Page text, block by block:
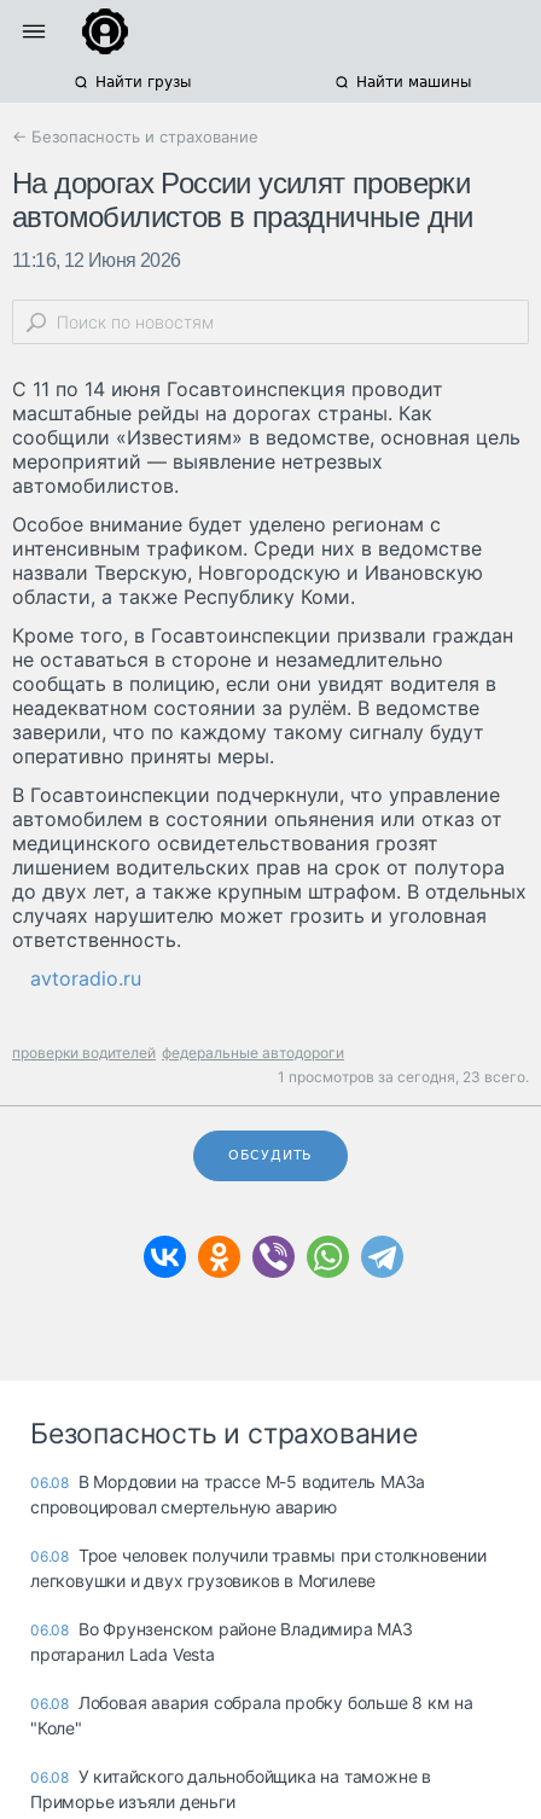
Найти грузы Найти машины
← Безопасность и страхование
На дорогах России усилят проверки
автомобилистов в праздничные дни
11:16, 12 Июня 2026
С 11 по 14 июня Госавтоинспекция проводит
масштабные рейды на дорогах страны. Как
сообщили «Известиям» в ведомстве, основная цель
мероприятий — выявление нетрезвых
автомобилистов.
Особое внимание будет уделено регионам с
интенсивным трафиком. Среди них в ведомстве
назвали Тверскую, Новгородскую и Ивановскую
области, а также Республику Коми.
Кроме того, в Госавтоинспекции призвали граждан
не оставаться в стороне и незамедлительно
сообщать в полицию, если они увидят водителя в
неадекватном состоянии за рулём. В ведомстве
заверили, что по каждому такому сигналу будут
оперативно приняты меры.
В Госавтоинспекции подчеркнули, что управление
автомобилем в состоянии опьянения или отказ от
медицинского освидетельствования грозят
лишением водительских прав на срок от полутора
до двух лет, а также крупным штрафом. В отдельных
случаях нарушителю может грозить и уголовная
ответственность.
avtoradio.ru
проверки водителей федеральные автодороги
1 просмотров за сегодня, 23 всего.
ОБСУДИТЬ
Безопасность и страхование
06.08 В Мордовии на трассе М-5 водитель МАЗа
спровоцировал смертельную аварию
06.08 Трое человек получили травмы при столкновении
легковушки и двух грузовиков в Могилеве
06.08 Во Фрунзенском районе Владимира МАЗ
протаранил Lada Vesta
06.08 Лобовая авария собрала пробку больше 8 км на
"Коле"
06.08 У китайского дальнобойщика на таможне в
Приморье изъяли деньги